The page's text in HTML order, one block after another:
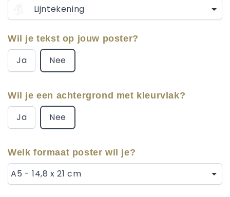
Lijntekening
Wil je tekst op jouw poster?
Ja Nee
Wil je een achtergrond met kleurvlak?
Ja Nee
Welk formaat poster wil je?
A5 - 14,8 x 21 cm